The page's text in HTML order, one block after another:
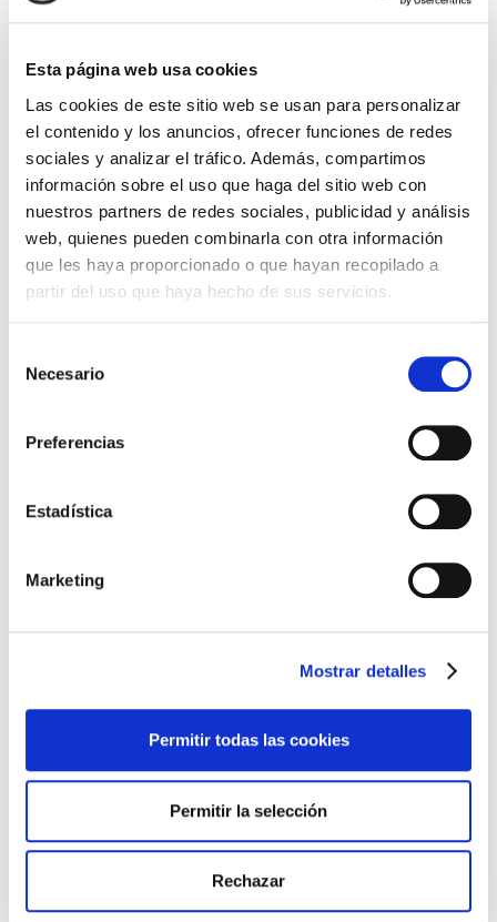
Esta página web usa cookies
Las cookies de este sitio web se usan para personalizar
el contenido y los anuncios, ofrecer funciones de redes
sociales y analizar el tráfico. Además, compartimos
información sobre el uso que haga del sitio web con
nuestros partners de redes sociales, publicidad y análisis
web, quienes pueden combinarla con otra información
que les haya proporcionado o que hayan recopilado a
partir del uso que haya hecho de sus servicios.
Necesario
Preferencias
Estadística
Marketing
Mostrar detalles
Permitir todas las cookies
Permitir la selección
Rechazar
Repartidores ópticos de rack 19”, murales, rosetas,
Torpedos de empalme tipo caja y botella.
SUBFAMILIAS
Latiguillos y rabillos monomodo y multimodo
Hembras pasamuros
Repartidores